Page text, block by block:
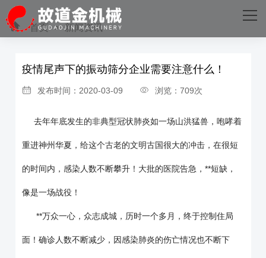
网站首页
主营产品
新闻资讯
乐投（中国）
首页 > 新闻资讯
疫情尾声下的振动筛分企业需要注意什么！
发布时间：2020-03-09 浏览：709次
去年年底发生的非典型冠状肺炎如一场山洪猛兽，咆哮着
重进神州华夏，给这个古老的文明古国很大的冲击，在很短
的时间内，感染人数不断攀升！大批的医院告急，**短缺，
像是一场战役！
**万众一心，众志成城，历时一个多月，终于控制住局
面！确诊人数不断减少，因感染肺炎的伤亡情况也不断下